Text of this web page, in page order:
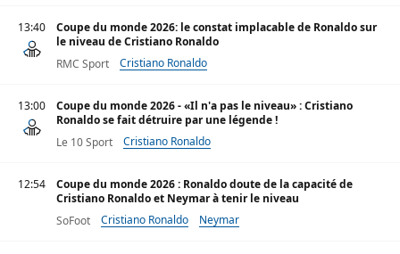
13:40
Coupe du monde 2026: le constat implacable de Ronaldo sur
le niveau de Cristiano Ronaldo
RMC Sport
Cristiano Ronaldo
13:00
Coupe du monde 2026 - «Il n'a pas le niveau» : Cristiano
Ronaldo se fait détruire par une légende !
Le 10 Sport
Cristiano Ronaldo
12:54
Coupe du monde 2026 : Ronaldo doute de la capacité de
Cristiano Ronaldo et Neymar à tenir le niveau
SoFoot
Cristiano Ronaldo Neymar